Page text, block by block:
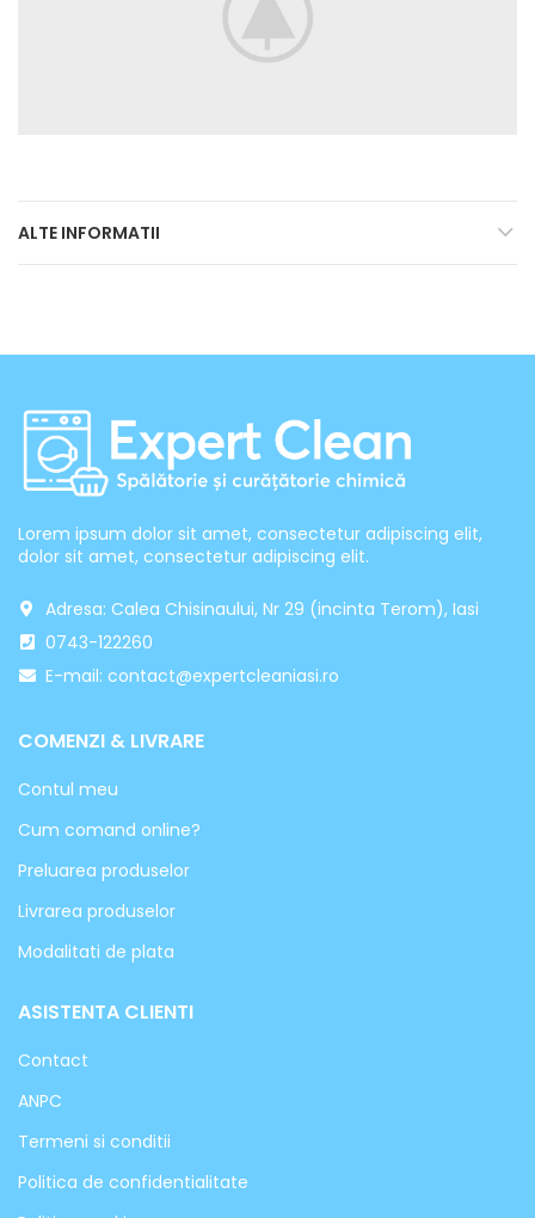
ALTE INFORMATII
Lorem ipsum dolor sit amet, consectetur adipiscing elit,
dolor sit amet, consectetur adipiscing elit.
Adresa: Calea Chisinaului, Nr 29 (incinta Terom), Iasi
0743-122260
E-mail: contact@expertcleaniasi.ro
COMENZI & LIVRARE
Contul meu
Cum comand online?
Preluarea produselor
Livrarea produselor
Modalitati de plata
ASISTENTA CLIENTI
Contact
ANPC
Termeni si conditii
Politica de confidentialitate